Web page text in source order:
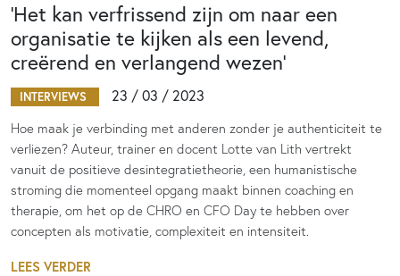
‘Het kan verfrissend zijn om naar een
organisatie te kijken als een levend,
creërend en verlangend wezen’
INTERVIEWS 23 / 03 / 2023
Hoe maak je verbinding met anderen zonder je authenticiteit te
verliezen? Auteur, trainer en docent Lotte van Lith vertrekt
vanuit de positieve desintegratietheorie, een humanistische
stroming die momenteel opgang maakt binnen coaching en
therapie, om het op de CHRO en CFO Day te hebben over
concepten als motivatie, complexiteit en intensiteit.
LEES VERDER